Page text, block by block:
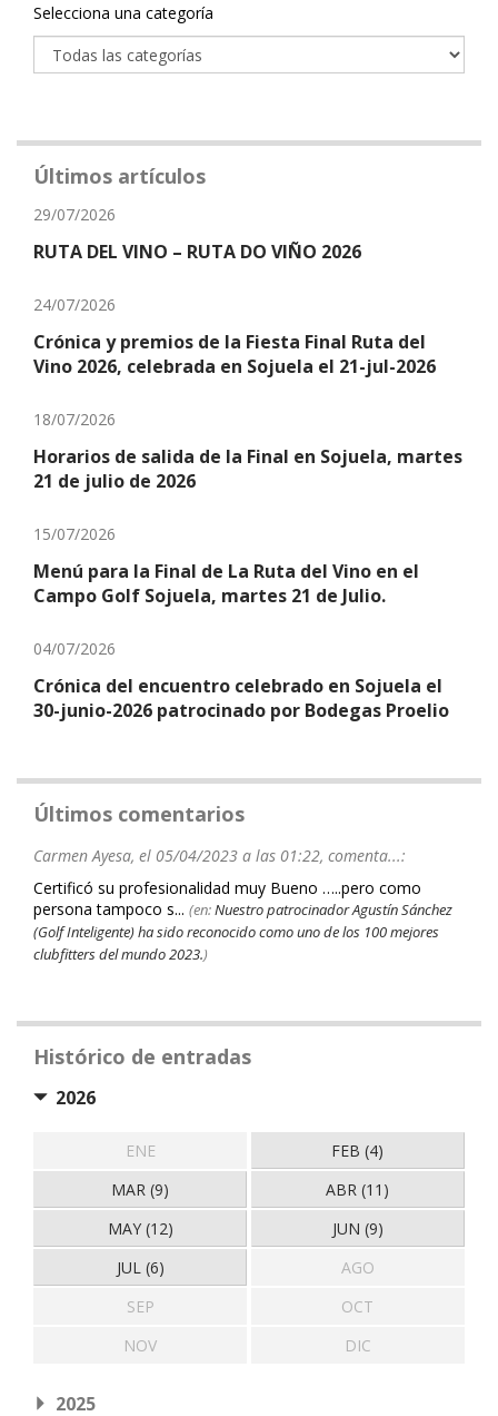
Categoría
Selecciona una categoría
Últimos artículos
29/07/2026
RUTA DEL VINO – RUTA DO VIÑO 2026
24/07/2026
Crónica y premios de la Fiesta Final Ruta del
Vino 2026, celebrada en Sojuela el 21-jul-2026
18/07/2026
Horarios de salida de la Final en Sojuela, martes
21 de julio de 2026
15/07/2026
Menú para la Final de La Ruta del Vino en el
Campo Golf Sojuela, martes 21 de Julio.
04/07/2026
Crónica del encuentro celebrado en Sojuela el
30-junio-2026 patrocinado por Bodegas Proelio
Últimos comentarios
Carmen Ayesa, el 05/04/2023 a las 01:22, comenta...:
Certificó su profesionalidad muy Bueno …..pero como
persona tampoco s... (en:Nuestro patrocinador Agustín Sánchez
(Golf Inteligente) ha sido reconocido como uno de los 100 mejores
clubfitters del mundo 2023.)
Histórico de entradas
2026
ENE
FEB (4)
MAR (9)
ABR (11)
MAY (12)
JUN (9)
JUL (6)
AGO
SEP
OCT
NOV
DIC
2025